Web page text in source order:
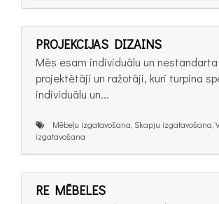
PROJEKCIJAS DIZAINS
Mēs esam individuālu un
projektētāji un ražotāji, kuri turpina
individuālu un...
Mēbeļu izgatavošana, Skapju izgatavošana,
izgatavošana
RE MĒBELES